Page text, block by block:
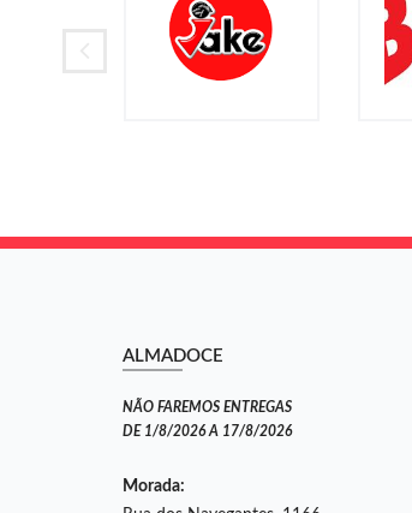
ALMADOCE
NÃO FAREMOS ENTREGAS
DE 1/8/2026 A 17/8/2026
Morada: